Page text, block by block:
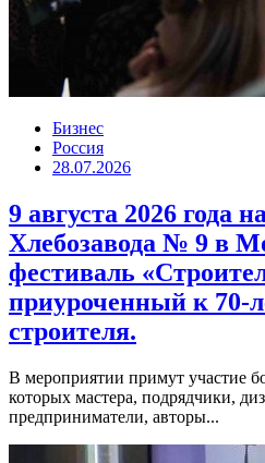
Бизнес
Россия
28.07.2026
9 августа 2026 года
Хлебозавода № 9 в
фестиваль
приуроченный к 70-
строителя.
В мероприятии примут участие
которых мастера, подрядчики,
предприниматели, авторы...